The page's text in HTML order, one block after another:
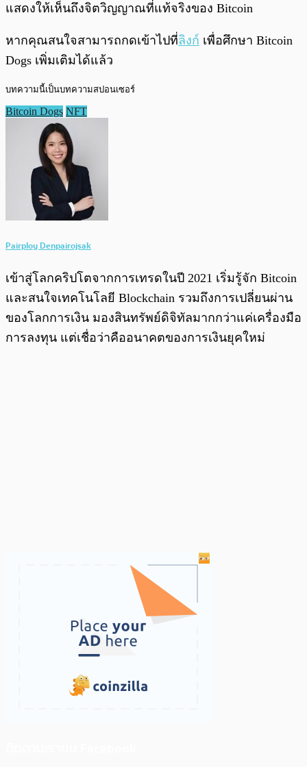
แสดงให้เห็นถึงจิตวิญญาณที่แท้จริงของ Bitcoin
หากคุณสนใจสามารถกดเข้าไปที่ลิงก์ เพื่อศึกษา Bitcoin
Dogs เพิ่มเติมได้แล้ว
บทความนี้เป็นบทความสปอนเซอร์
Bitcoin Dogs NFT
Pairploy Denpairojsak
เข้าสู่โลกคริปโตจากการเทรดในปี 2021 เริ่มรู้จัก Bitcoin
และสนใจเทคโนโลยี Blockchain รวมถึงการเปลี่ยนผ่าน
ของโลกการเงิน มองสินทรัพย์ดิจิทัลมากกว่าแค่เครื่องมือ
การลงทุน แต่เชื่อว่าคืออนาคตของการเงินยุคใหม่